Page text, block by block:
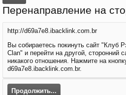
Перенаправление на
http://d69a7e8.ibacklink.com.br
Вы собираетесь покинуть сайт "Клуб
Clan" и перейти на другой, сторонний
никакого отношения. Нажмите на
d69a7e8.ibacklink.com.br.
Продолжить...